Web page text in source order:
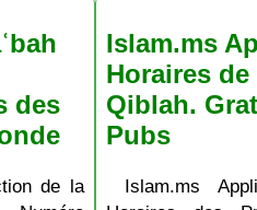
des
de la
Islam.ms
Horaires
Qiblah.
Pubs
Islam.ms